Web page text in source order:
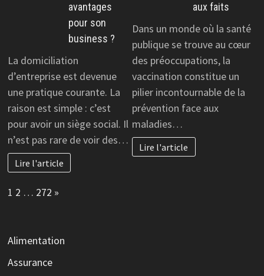
avantages
pour son
business ?
La domiciliation
d’entreprise est devenue
une pratique courante. La
raison est simple : c’est
pour avoir un siège social. Il
n’est pas rare de voir des…
Lire l'article
aux faits
Dans un monde où la santé
publique se trouve au cœur
des préoccupations, la
vaccination constitue un
pilier incontournable de la
prévention face aux
maladies…
Lire l'article
Page:
1 2 … 272 Next
»
Alimentation
Assurance